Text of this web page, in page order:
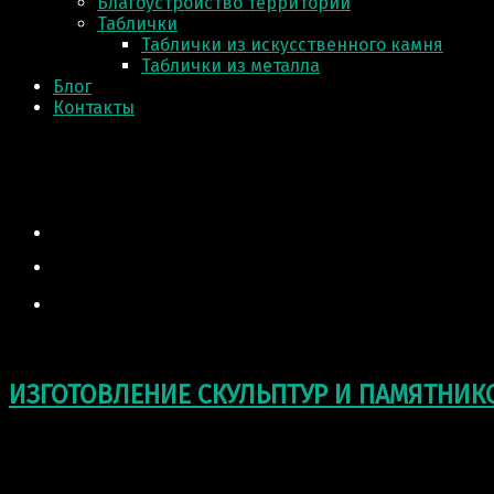
Таблички
Таблички из искусственного камня
Таблички из металла
Блог
Контакты
ИЗГОТОВЛЕНИЕ СКУЛЬПТУР И